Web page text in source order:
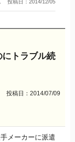
投稿日：2014/12/05
トラブル続
投稿日：2014/07/09
メーカーに派遣